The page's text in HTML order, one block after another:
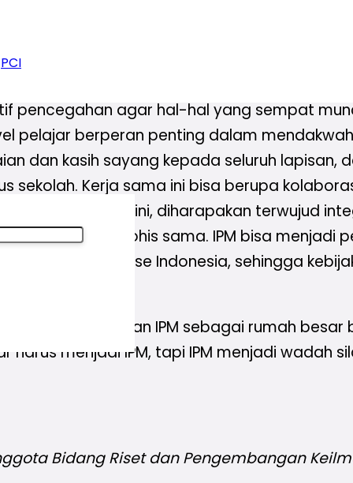
PCI
dengan pengurus Rohis SMA yang tiap
saya ataupun Rohis secara umum. Namun,
kerja sama.
pencegahan agar hal-hal yang sempat
pelajar berperan penting dalam
dan kasih sayang kepada seluruh lapisan,
sekolah. Kerja sama ini bisa berupa
kerja sama ini, diharapakan terwujud
IPM dan Rohis sama. IPM bisa menjadi
punya koneksi se Indonesia, sehingga
awal menjadikan IPM sebagai rumah
harus menjadi IPM, tapi IPM menjadi wadah
Bidang Riset dan Pengembangan